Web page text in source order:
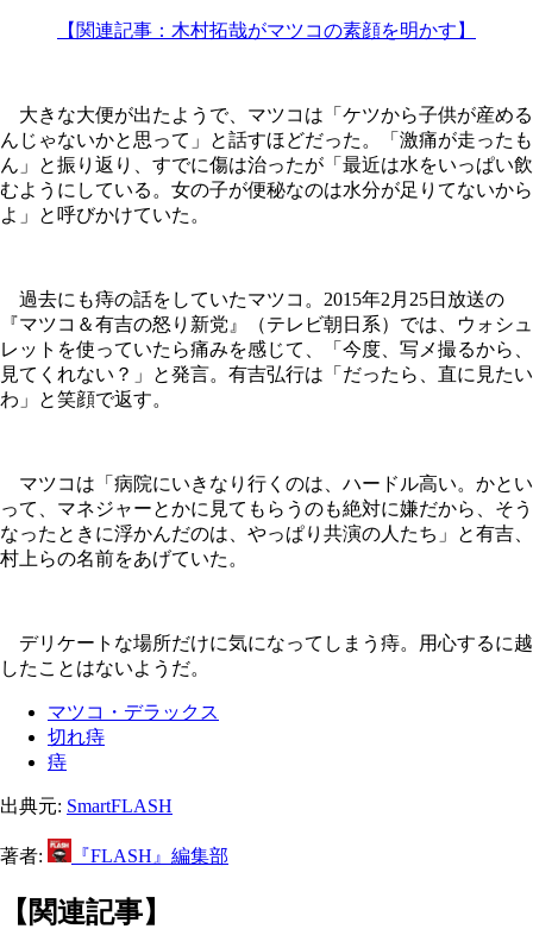
【関連記事：木村拓哉がマツコの素顔を明かす】
大きな大便が出たようで、マツコは「ケツから子供が産める
んじゃないかと思って」と話すほどだった。「激痛が走ったも
ん」と振り返り、すでに傷は治ったが「最近は水をいっぱい飲
むようにしている。女の子が便秘なのは水分が足りてないから
よ」と呼びかけていた。
過去にも痔の話をしていたマツコ。2015年2月25日放送の
『マツコ＆有吉の怒り新党』（テレビ朝日系）では、ウォシュ
レットを使っていたら痛みを感じて、「今度、写メ撮るから、
見てくれない？」と発言。有吉弘行は「だったら、直に見たい
わ」と笑顔で返す。
マツコは「病院にいきなり行くのは、ハードル高い。かとい
って、マネジャーとかに見てもらうのも絶対に嫌だから、そう
なったときに浮かんだのは、やっぱり共演の人たち」と有吉、
村上らの名前をあげていた。
デリケートな場所だけに気になってしまう痔。用心するに越
したことはないようだ。
マツコ・デラックス
切れ痔
痔
出典元: SmartFLASH
著者: 『FLASH』編集部
【関連記事】